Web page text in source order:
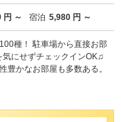
円 ～ 宿泊 5,980 円 ～
種！ 駐車場から直接お部
にせずチェックインOK♫
豊かなお部屋も多数ある。